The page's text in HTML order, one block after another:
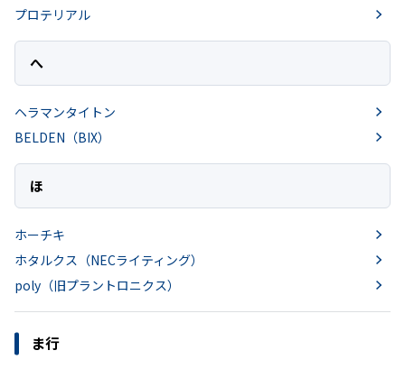
プロテリアル
へ
ヘラマンタイトン
BELDEN（BIX）
ほ
ホーチキ
ホタルクス（NECライティング）
poly（旧プラントロニクス）
ま行